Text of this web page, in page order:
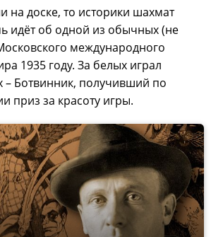
на доске, то историки шахмат
идёт об одной из обычных (не
международного
1935 году. За белых играл
Ботвинник, получивший по
приз за красоту игры.